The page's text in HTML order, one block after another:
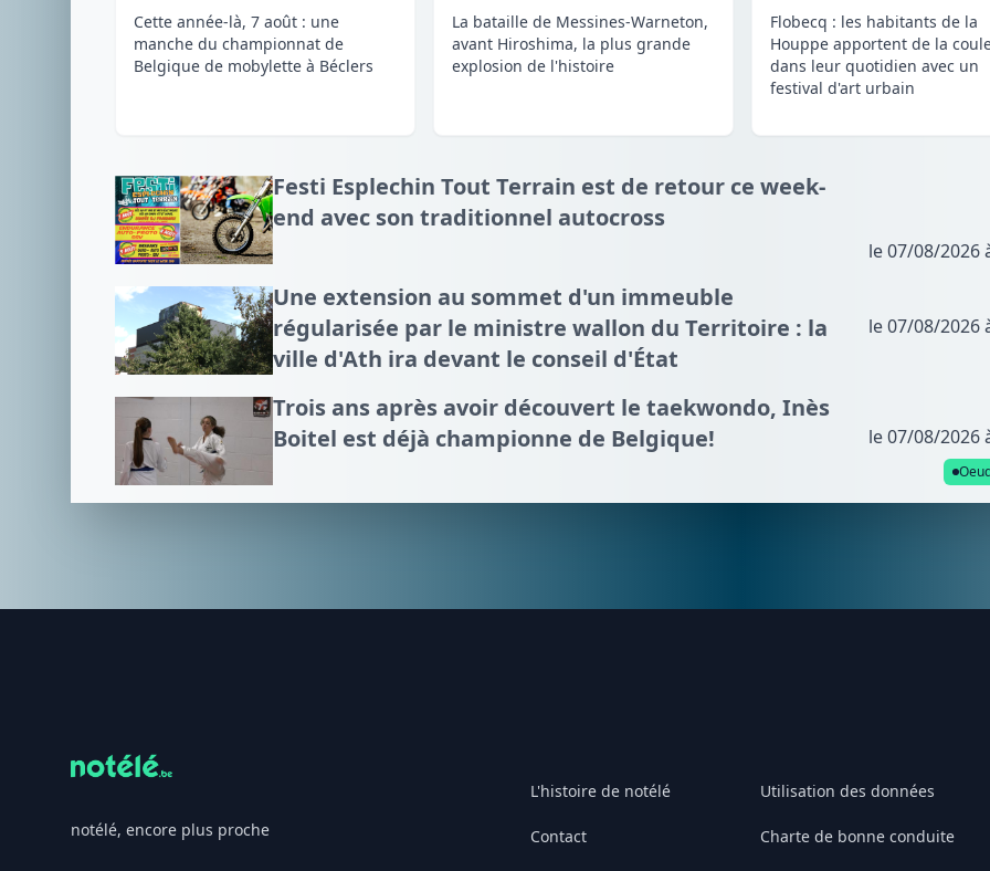
Cette année-là, 7 août : une
manche du championnat de
Belgique de mobylette à Béclers
La bataille de Messines-Warneton,
avant Hiroshima, la plus grande
explosion de l'histoire
Flobecq : les habitants de la
Houppe apportent de la
dans leur quotidien avec un
festival d'art urbain
Festi Esplechin Tout Terrain est de retour ce week-
end avec son traditionnel autocross
le 07/08/2026
Une extension au sommet d'un immeuble
régularisée par le ministre wallon du Territoire : la
ville d'Ath ira devant le conseil d'État
le 07/08/2026
Trois ans après avoir découvert le taekwondo, Inès
Boitel est déjà championne de Belgique!
le 07/08/2026
notélé, encore plus proche
L'histoire de notélé
Contact
Utilisation des données
Charte de bonne conduite